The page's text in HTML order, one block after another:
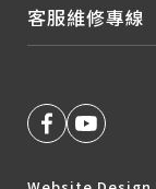
客服維修專線